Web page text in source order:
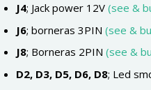
J4; Jack power 12V (see &
J6; borneras 3PIN (see &
J8; Borneras 2PIN (see &
D2, D3, D5, D6, D8; Led